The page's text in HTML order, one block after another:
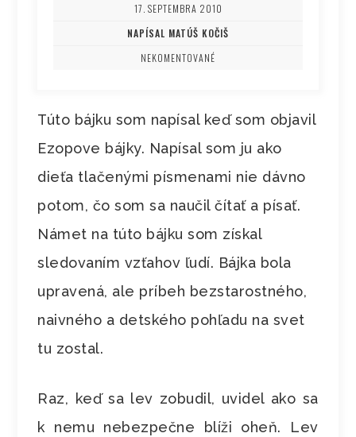
17. SEPTEMBRA 2010
NAPÍSAL MATÚŠ KOČIŠ
NEKOMENTOVANÉ
Túto bájku som napísal keď som objavil
Ezopove bájky. Napísal som ju ako
dieťa tlačenými písmenami nie dávno
potom, čo som sa naučil čítať a písať.
Námet na túto bájku som získal
sledovaním vzťahov ľudí. Bájka bola
upravená, ale príbeh bezstarostného,
naivného a detského pohľadu na svet
tu zostal.
Raz, keď sa lev zobudil, uvidel ako sa
k nemu nebezpečne blíži oheň. Lev